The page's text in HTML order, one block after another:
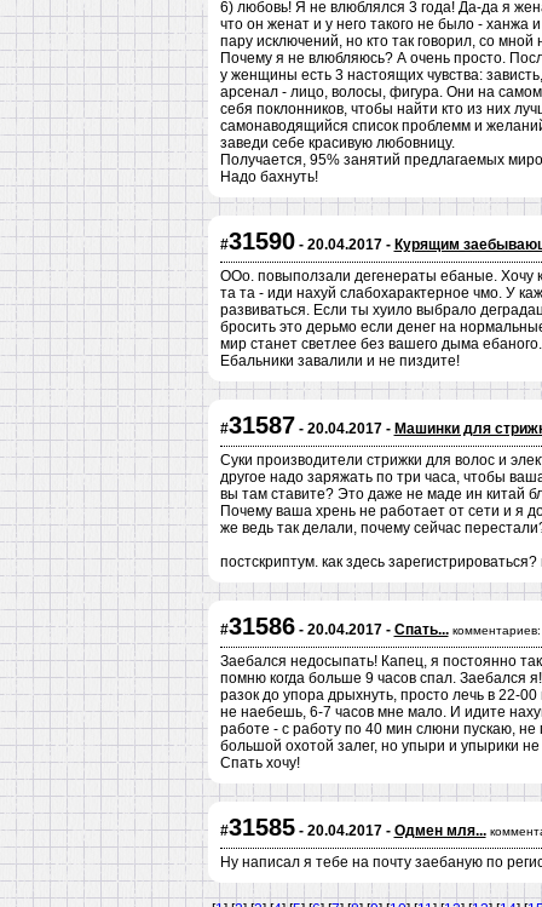
6) любовь! Я не влюблялся 3 года! Да-да я
что он женат и у него такого не было - ханжа
пару исключений, но кто так говорил, со мной
Почему я не влюбляюсь? А очень просто.
у женщины есть 3 настоящих чувства:
арсенал - лицо, волосы, фигура. Они на
себя поклонников, чтобы найти кто из них
самонаводящийся список проблемм и
заведи себе красивую любовницу.
Получается, 95% занятий предлагаемых
Надо бахнуть!
#31590- 20.04.2017 - Курящим
ООо. повыползали дегенераты ебаные. Хочу
та та - иди нахуй слабохарактерное чмо. У
развиваться. Если ты хуило выбрало
бросить это дерьмо если денег на
мир станет светлее без вашего дыма
Ебальники завалили и не пиздите!
#31587 - 20.04.2017 - Машинки для
Суки производители стрижки для волос и
другое надо заряжать по три часа, чтобы
вы там ставите? Это даже не маде ин китай
Почему ваша хрень не работает от сети и я
же ведь так делали, почему сейчас
постскриптум. как здесь
#31586- 20.04.2017 - Спать... комментариев:
Заебался недосыпать! Капец, я постоянно
помню когда больше 9 часов спал. Заебался
разок до упора дрыхнуть, просто лечь в 22-
не наебешь, 6-7 часов мне мало. И идите
работе - с работу по 40 мин слюни пускаю,
большой охотой залег, но упыри и упырики не
Спать хочу!
#31585- 20.04.2017 - Одмен мля...
Ну написал я тебе на почту заебаную по